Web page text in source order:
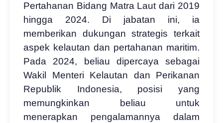
Pertahanan Bidang Matra Laut dari 2019
hingga 2024. Di jabatan ini, ia
memberikan dukungan strategis terkait
aspek kelautan dan pertahanan maritim.
Pada 2024, beliau dipercaya sebagai
Wakil Menteri Kelautan dan Perikanan
Republik Indonesia, posisi yang
memungkinkan beliau untuk
menerapkan pengalamannya dalam